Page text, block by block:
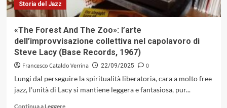
Storia del Jazz
«The Forest And The Zoo»: l’arte
dell’improvvisazione collettiva nel capolavoro di
Steve Lacy (Base Records, 1967)
Francesco Cataldo Verrina 22/09/2025
0
Lungi dal perseguire la spiritualità liberatoria, cara a molto free
jazz, l'unità di Lacy si mantiene leggera e fantasiosa, pur...
Continua a LeggereLeggi